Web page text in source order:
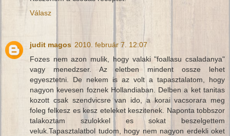
Válasz
judit magos 2010. február 7. 12:07
Fozes nem azon mulik, hogy valaki "foallasu csaladanya"
vagy menedzser. Az eletben mindent ossze lehet
egyesztetni. De nekem is az volt a tapasztalatom, hogy
nagyon kevesen foznek Hollandiaban. Delben a ket tanitas
kozott csak szendvicsre van ido, a korai vacsorara meg
foleg felkesz es kesz eteleket keszitenek. Naponta tobbszor
talakoztam szulokkel es sokat beszelgettem
veluk.Tapasztalatbol tudom, hogy nem nagyon erdekli oket